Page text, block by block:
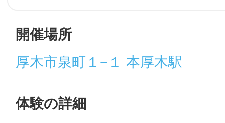
開催場所
厚木市泉町１−１ 本厚木駅
体験の詳細